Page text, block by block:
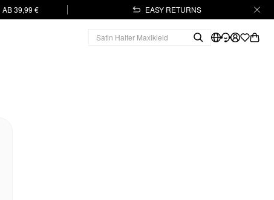
AB 39,99 € EASY RETURNS